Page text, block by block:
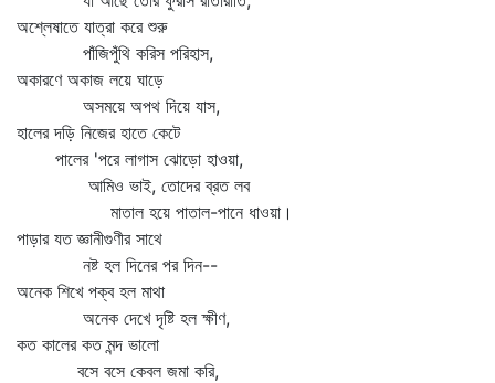
অশ্লেষাতে যাত্রা করে শুরু
পাঁজিপুঁথি করিস পরিহাস,
অকারণে অকাজ লয়ে ঘাড়ে
অসময়ে অপথ দিয়ে যাস,
হালের দড়ি নিজের হাতে কেটে
পালের 'পরে লাগাস ঝোড়ো হাওয়া,
আমিও ভাই, তোদের ব্রত লব
মাতাল হয়ে পাতাল-পানে ধাওয়া।
পাড়ার যত জ্ঞানীগুণীর সাথে
নষ্ট হল দিনের পর দিন--
অনেক শিখে পক্ব হল মাথা
অনেক দেখে দৃষ্টি হল ক্ষীণ,
কত কালের কত মন্দ ভালো
বসে বসে কেবল জমা করি,